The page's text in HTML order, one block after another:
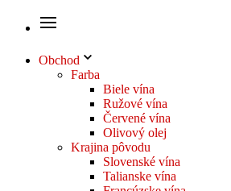
Obchod
Farba
Biele vína
Ružové vína
Červené vína
Olivový olej
Krajina pôvodu
Slovenské vína
Talianske vína